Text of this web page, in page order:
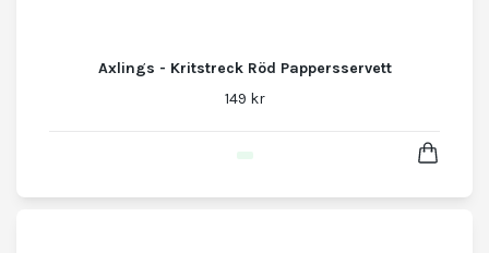
Axlings - Kritstreck Röd Pappersservett
149 kr